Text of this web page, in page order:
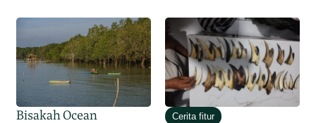
Bisakah Ocean
Cerita fitur